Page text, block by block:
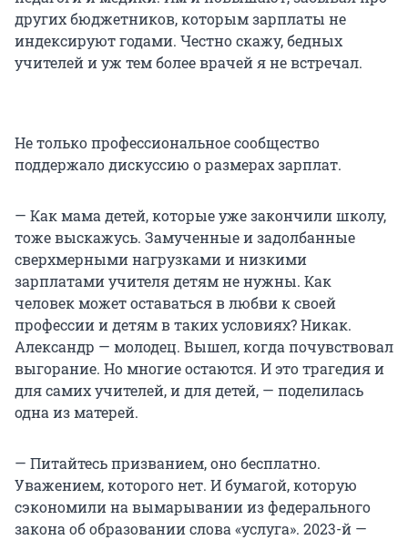
других бюджетников, которым зарплаты не
индексируют годами. Честно скажу, бедных
учителей и уж тем более врачей я не встречал.
Не только профессиональное сообщество
поддержало дискуссию о размерах зарплат.
— Как мама детей, которые уже закончили школу,
тоже выскажусь. Замученные и задолбанные
сверхмерными нагрузками и низкими
зарплатами учителя детям не нужны. Как
человек может оставаться в любви к своей
профессии и детям в таких условиях? Никак.
Александр — молодец. Вышел, когда почувствовал
выгорание. Но многие остаются. И это трагедия и
для самих учителей, и для детей, — поделилась
одна из матерей.
— Питайтесь призванием, оно бесплатно.
Уважением, которого нет. И бумагой, которую
сэкономили на вымарывании из федерального
закона об образовании слова «услуга». 2023-й —